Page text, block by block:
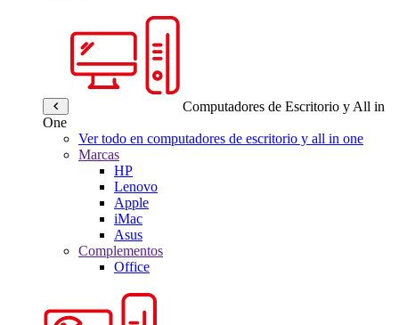
Computadores de Escritorio y All in
One
Ver todo en computadores de escritorio y all in one
Marcas
HP
Lenovo
Apple
iMac
Asus
Complementos
Office